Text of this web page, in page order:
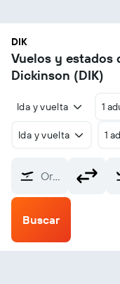
DIK
Vuelos y estados
Dickinson (DIK)
Ida y vuelta 1
Ida y vuelta 1
Origen
Buscar